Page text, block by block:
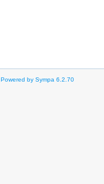
Powered by Sympa 6.2.70